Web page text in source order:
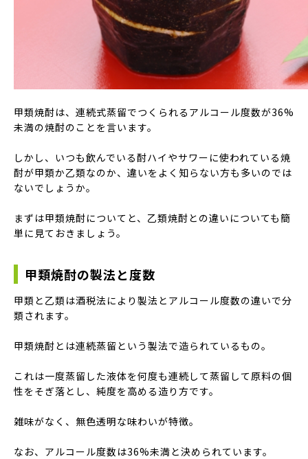
甲類焼酎は、連続式蒸留でつくられるアルコール度数が36%
未満の焼酎のことを言います。
しかし、いつも飲んでいる酎ハイやサワーに使われている焼
酎が甲類か乙類なのか、違いをよく知らない方も多いのでは
ないでしょうか。
まずは甲類焼酎についてと、乙類焼酎との違いについても簡
単に見ておきましょう。
甲類焼酎の製法と度数
甲類と乙類は酒税法により製法とアルコール度数の違いで分
類されます。
甲類焼酎とは連続蒸留という製法で造られているもの。
これは一度蒸留した液体を何度も連続して蒸留して原料の個
性をそぎ落とし、純度を高める造り方です。
雑味がなく、無色透明な味わいが特徴。
なお、アルコール度数は36%未満と決められています。